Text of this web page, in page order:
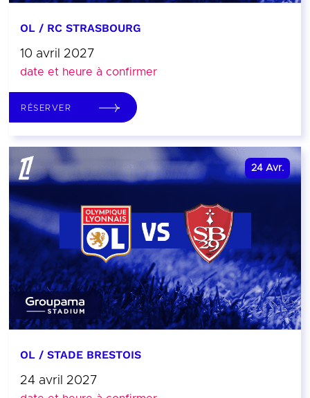
OL / RC STRASBOURG
10 avril 2027
date et heure à confirmer
RÉSERVER
24 Avr.
OL / STADE BRESTOIS
24 avril 2027